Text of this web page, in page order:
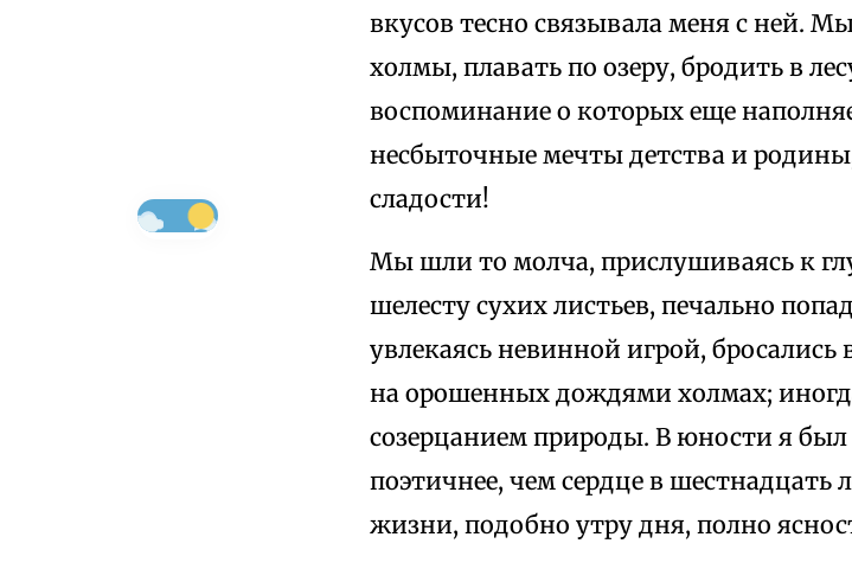
вкусов тесно связывала меня с ней.
холмы, плавать по озеру, бродить в
воспоминание о которых еще
несбыточные мечты детства и
сладости!
Мы шли то молча, прислушиваясь к
шелесту сухих листьев, печально
увлекаясь невинной игрой, бросались
на орошенных дождями холмах;
созерцанием природы. В юности я
поэтичнее, чем сердце в шестнадцать
жизни, подобно утру дня, полно